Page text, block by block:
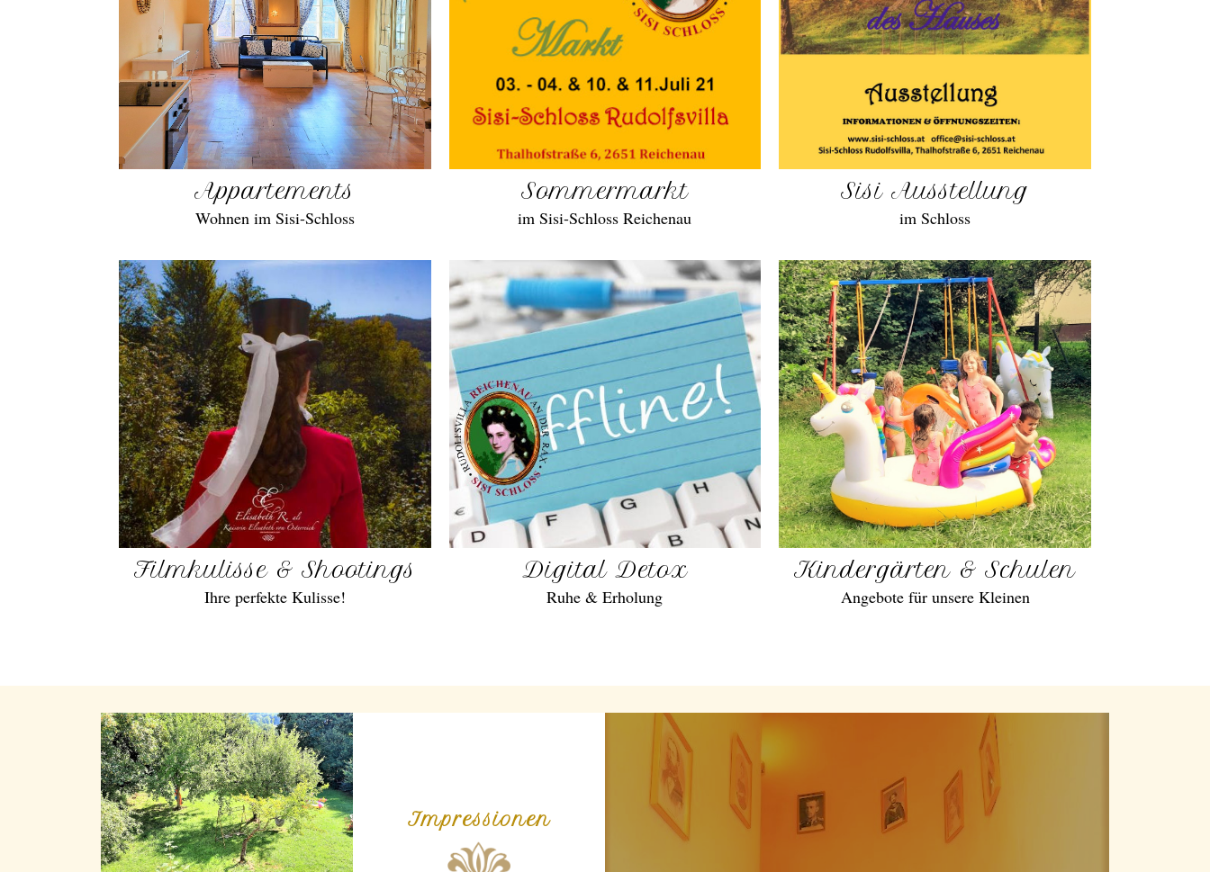
Appartements
Wohnen im Sisi-Schloss
Sommermarkt
im Sisi-Schloss Reichenau
Sisi Ausstellung
im Schloss
Filmkulisse & Shootings
Ihre perfekte Kulisse!
Digital Detox
Ruhe & Erholung
Kindergärten & Schulen
Angebote für unsere Kleinen
Impressionen